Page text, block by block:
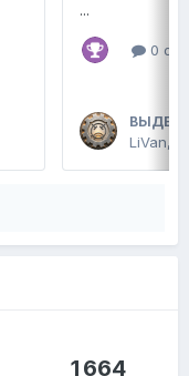
...
0
LiVan,
1 664